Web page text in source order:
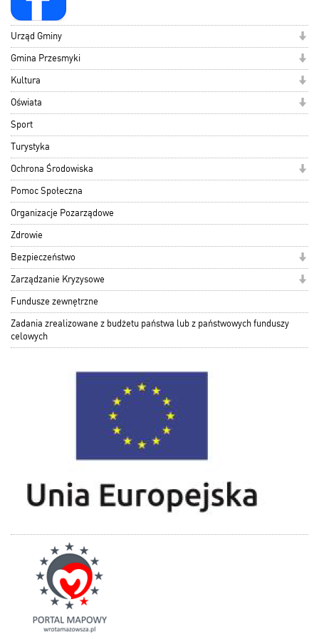
Urząd Gminy
Gmina Przesmyki
Kultura
Oświata
Sport
Turystyka
Ochrona Środowiska
Pomoc Społeczna
Organizacje Pozarządowe
Zdrowie
Bezpieczeństwo
Zarządzanie Kryzysowe
Fundusze zewnętrzne
Zadania zrealizowane z budżetu państwa lub z państwowych funduszy
celowych